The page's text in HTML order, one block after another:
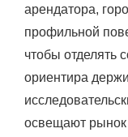
арендатора,
профильной
чтобы отделять
ориентира
освещают рынок